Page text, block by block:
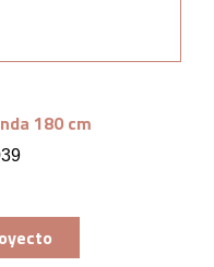
180 cm